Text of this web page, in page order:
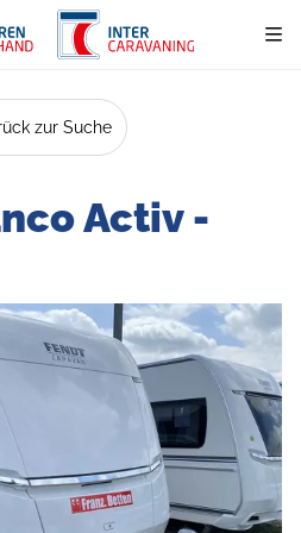
zur Suche
Activ -